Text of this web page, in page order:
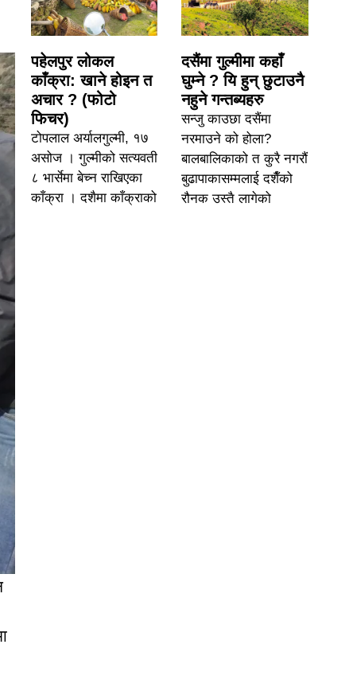
पहेलपुर लोकल
काँक्रा: खाने होइन त
अचार ? (फोटो
फिचर)
टोपलाल अर्यालगुल्मी, १७
असोज । गुल्मीको सत्यवती
८ भार्सेमा बेच्न राखिएका
काँक्रा । दशैमा काँक्राको
दसैंमा गुल्मीमा कहाँ
घुम्ने ? यि हुन् छुटाउनै
नहुने गन्तब्यहरु
सन्जु काउछा दसैंमा
नरमाउने को होला?
बालबालिकाको त कुरै नगरौं
बुढापाकासम्मलाई दशैँको
रौनक उस्तै लागेको